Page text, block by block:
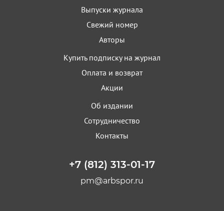
Выпуски журнала
Свежий номер
Авторы
Купить подписку на журнал
Оплата и возврат
Акции
Об издании
Сотрудничество
Контакты
+7 (812) 313-01-17
pm@arbspor.ru